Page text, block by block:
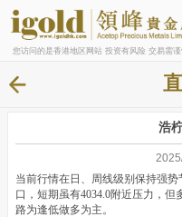
您访问的是香港地区网站 投资有风险 交易需谨
浩
当前行情在日、周线级别保持强
口，短期虽有4034.0附近压力，
路为逢低做多为主。